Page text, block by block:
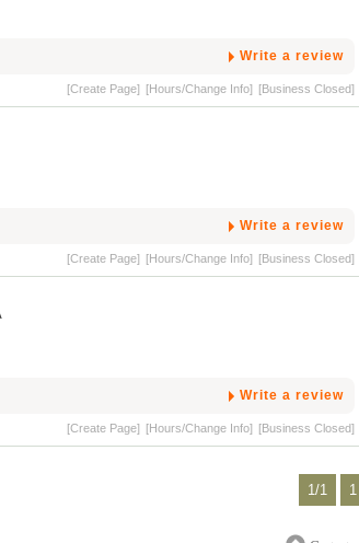
Write a review
[Create Page] [Hours/Change Info] [Business Closed]
Write a review
[Create Page] [Hours/Change Info] [Business Closed]
Write a review
[Create Page] [Hours/Change Info] [Business Closed]
1/1 1